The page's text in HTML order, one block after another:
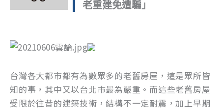
老重建免遭騙」
台灣各大都市都有為數眾多的老舊房屋，這是眾所皆
知的事，其中又以台北市最為嚴重。而這些老舊房屋
受限於往昔的建築技術，結構不一定耐震，加上早期